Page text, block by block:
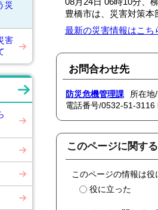
災
害
豊橋市は、災害対策本
最新の災害情報はこち
お問合わせ先
防災危機管理課
所在地
電話番号/0532-51-3116
このページに関す
このページの情報は役
役に立った